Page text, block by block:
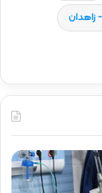
زاهدان